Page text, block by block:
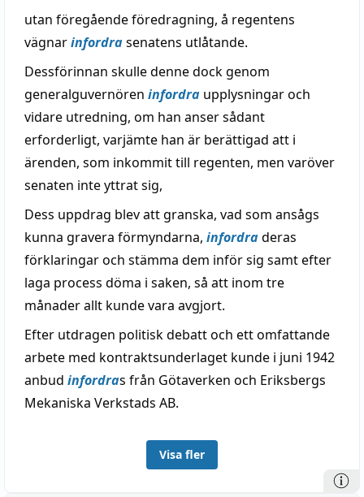
utan föregående föredragning, å regentens
vägnarinfordrasenatens utlåtande.
Dessförinnan skulle denne dock genom
generalguvernören infordra upplysningar och
vidare utredning, om han anser sådant
erforderligt, varjämte han är berättigad att i
ärenden, som inkommit till regenten, men varöver
senaten inte yttrat sig,
Dess uppdrag blev att granska, vad som ansågs
kunna gravera förmyndarna, infordraderas
förklaringar och stämma dem inför sig samt efter
laga process döma i saken, så att inom tre
månader allt kunde vara avgjort.
Efter utdragen politisk debatt och ett omfattande
arbete med kontraktsunderlaget kunde i juni 1942
anbud infordras från Götaverken och Eriksbergs
Mekaniska Verkstads AB.
Visa fler